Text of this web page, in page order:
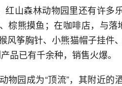
红山森林动物园里还有许
棕熊摸鱼；在咖啡店，与
风筝胸针、小熊猫帽子挂件
品已有千余种，销售火爆。
物园成为“顶流”，其附近